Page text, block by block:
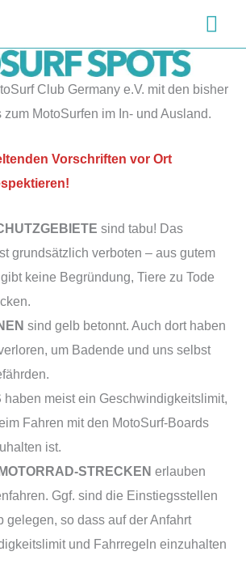
Club Germany e.V. mit den bisher
MotoSurfen im In- und Ausland.
Vorschriften vor Ort
sind tabu! Das
grundsätzlich verboten – aus gutem
keine Begründung, Tiere zu Tode
sind gelb betonnt. Auch dort haben
um Badende und uns selbst
haben meist ein Geschwindigkeitslimit,
Fahren mit den MotoSurf-Boards
ist.
STRECKEN erlauben
Ggf. sind die Einstiegsstellen
gelegen, so dass auf der Anfahrt
und Fahrregeln einzuhalten